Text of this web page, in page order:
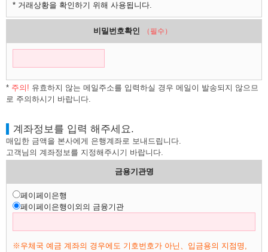
* 거래상황을 확인하기 위해 사용됩니다.
비밀번호확인 （필수）
* 주의! 유효하지 않는 메일주소를 입력하실 경우 메일이 발송되지 않으므
로 주의하시기 바랍니다.
계좌정보를 입력 해주세요.
매입한 금액을 본사에게 은행계좌로 보내드립니다.
고객님의 계좌정보를 지정해주시기 바랍니다.
금용기관명
페이페이은행
페이페이은행이외의 금융기관
※우체국 예금 계좌의 경우에도 기호번호가 아닌、입금용의 지점명,